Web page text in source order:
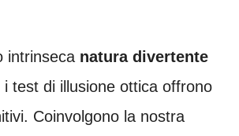
intrinseca natura divertente
i test di illusione ottica offrono
Coinvolgono la nostra